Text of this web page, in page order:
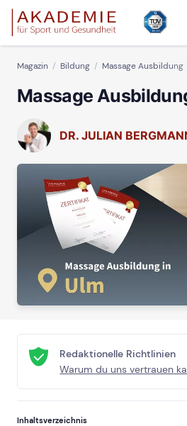
Magazin Bildung Massage Ausbildung
Massage
DR. JULIAN
Redaktionelle Richtlinien
Warum du uns vertrauen
Inhaltsverzeichnis